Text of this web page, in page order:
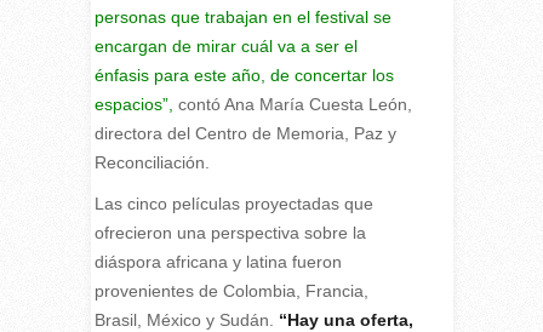
personas que trabajan en el festival se
encargan de mirar cuál va a ser el
énfasis para este año, de concertar los
espacios”, contó Ana María Cuesta León,
directora del Centro de Memoria, Paz y
Reconciliación.
Las cinco películas proyectadas que
ofrecieron una perspectiva sobre la
diáspora africana y latina fueron
provenientes de Colombia, Francia,
Brasil, México y Sudán.
“Hay una oferta,